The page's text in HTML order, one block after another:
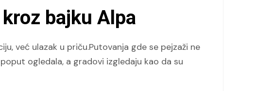
bajku Alpa
već ulazak u priču.Putovanja gde se pejzaži ne
ogledala, a gradovi izgledaju kao da su